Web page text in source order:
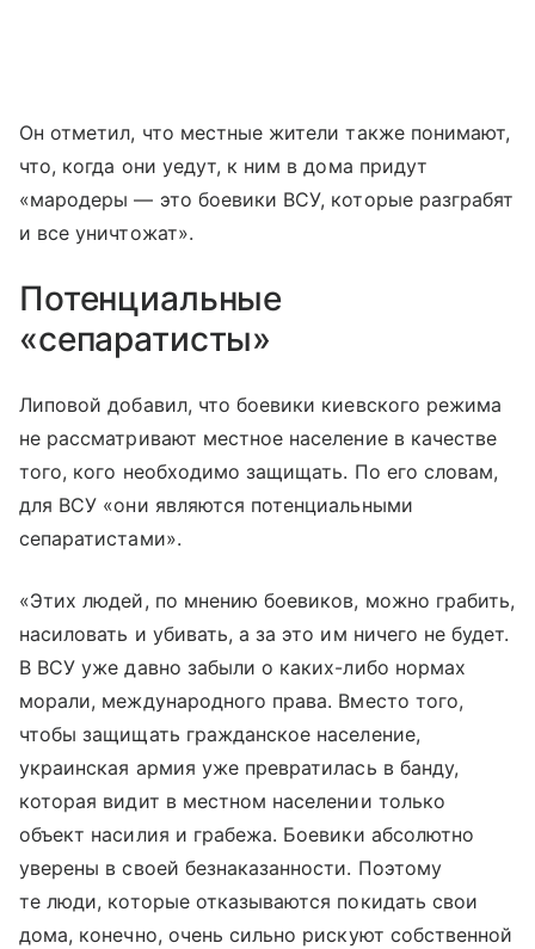
Он отметил, что местные жители также понимают,
что, когда они уедут, к ним в дома придут
«мародеры — это боевики ВСУ, которые разграбят
и все уничтожат».
Потенциальные
«сепаратисты»
Липовой добавил, что боевики киевского режима
не рассматривают местное население в качестве
того, кого необходимо защищать. По его словам,
для ВСУ «они являются потенциальными
сепаратистами».
«Этих людей, по мнению боевиков, можно грабить,
насиловать и убивать, а за это им ничего не будет.
В ВСУ уже давно забыли о каких-либо нормах
морали, международного права. Вместо того,
чтобы защищать гражданское население,
украинская армия уже превратилась в банду,
которая видит в местном населении только
объект насилия и грабежа. Боевики абсолютно
уверены в своей безнаказанности. Поэтому
те люди, которые отказываются покидать свои
дома, конечно, очень сильно рискуют собственной